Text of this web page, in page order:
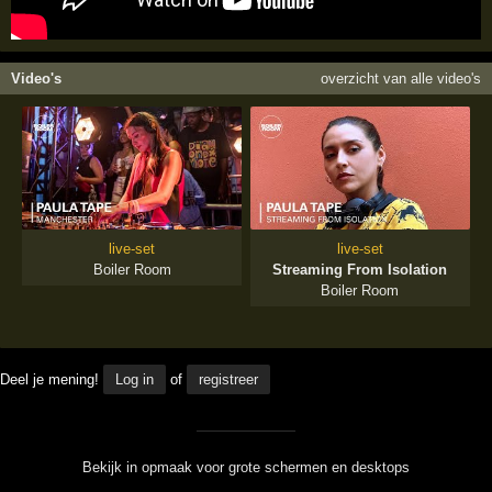
Video's overzicht van alle video's
live-set
Boiler Room
live-set
Streaming From Isolation
Boiler Room
Deel je mening! Log in of registreer
Bekijk in opmaak voor grote schermen en desktops